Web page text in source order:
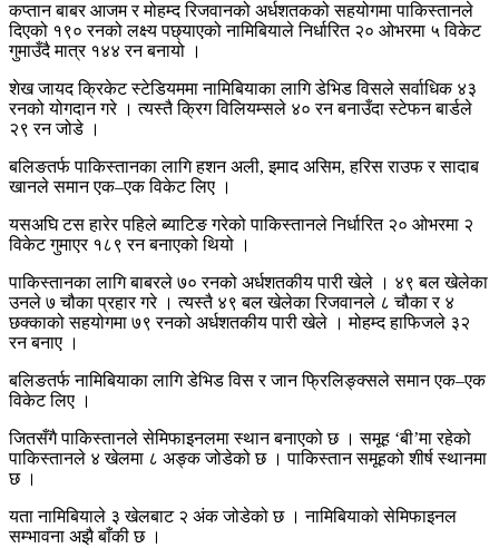
कप्तान बाबर आजम र मोहम्द रिजवानको अर्धशतकको सहयोगमा पाकिस्तानले
दिएको १९० रनको लक्ष्य पछ्याएको नामिबियाले निर्धारित २० ओभरमा ५ विकेट
गुमाउँदै मात्र १४४ रन बनायो ।
शेख जायद क्रिकेट स्टेडियममा नामिबियाका लागि डेभिड विसले सर्वाधिक ४३
रनको योगदान गरे । त्यस्तै क्रिग विलियम्सले ४० रन बनाउँदा स्टेफन बार्डले
२९ रन जोडे ।
बलिङतर्फ पाकिस्तानका लागि हशन अली, इमाद असिम, हरिस राउफ र सादाब
खानले समान एक–एक विकेट लिए ।
यसअघि टस हारेर पहिले ब्याटिङ गरेको पाकिस्तानले निर्धारित २० ओभरमा २
विकेट गुमाएर १८९ रन बनाएको थियो ।
पाकिस्तानका लागि बाबरले ७० रनको अर्धशतकीय पारी खेले । ४९ बल खेलेका
उनले ७ चौका प्रहार गरे । त्यस्तै ४९ बल खेलेका रिजवानले ८ चौका र ४
छक्काको सहयोगमा ७९ रनको अर्धशतकीय पारी खेले । मोहम्द हाफिजले ३२
रन बनाए ।
बलिङतर्फ नामिबियाका लागि डेभिड विस र जान फ्रिलिङ्क्सले समान एक–एक
विकेट लिए ।
जितसँगै पाकिस्तानले सेमिफाइनलमा स्थान बनाएको छ । समूह ‘बी’मा रहेको
पाकिस्तानले ४ खेलमा ८ अङ्क जोडेको छ । पाकिस्तान समूहको शीर्ष स्थानमा
छ ।
यता नामिबियाले ३ खेलबाट २ अंक जोडेको छ । नामिबियाको सेमिफाइनल
सम्भावना अझै बाँकी छ ।